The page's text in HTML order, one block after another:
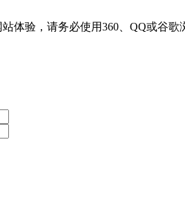
体验，请务必使用360、QQ或谷歌